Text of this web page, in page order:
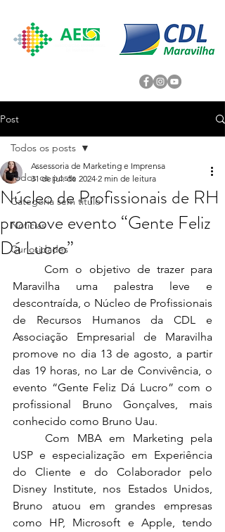
Post
Todos os posts
Categoria sem título
Noticias
Curiosidades
Todos os posts
Núcleo de Profissionais de RH
promove evento “Gente Feliz
Dá Lucro”
Assessoria de Marketing e Imprensa
31 de jul. de 2024 2 min de leitura
	Com o objetivo de trazer para
Maravilha uma palestra leve e
descontraída, o Núcleo de Profissionais
de Recursos Humanos da CDL e
Associação Empresarial de Maravilha
promove no dia 13 de agosto, a partir
das 19 horas, no Lar de Convivência, o
evento “Gente Feliz Dá Lucro” com o
profissional Bruno Gonçalves, mais
conhecido como Bruno Uau.
	Com MBA em Marketing pela
USP e especialização em Experiência
do Cliente e do Colaborador pelo
Disney Institute, nos Estados Unidos,
Bruno atuou em grandes empresas
como HP, Microsoft e Apple, tendo